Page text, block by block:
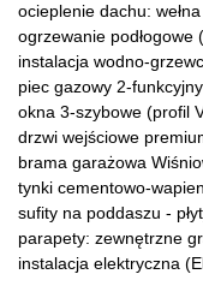
ocieplenie dachu:
ogrzewanie podłogowe
instalacja wodno-
piec gazowy 2-
okna 3-szybowe (profil
drzwi wejściowe
brama garażowa
tynki cementowo-
sufity na poddaszu -
parapety: zewnętrzne
instalacja elektryczna